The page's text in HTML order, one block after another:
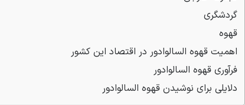
گردشگری
قهوه
اهمیت قهوه السالوادور در اقتصاد این کشور
فرآوری قهوه السالوادور
دلایلی برای نوشیدن قهوه السالوادور